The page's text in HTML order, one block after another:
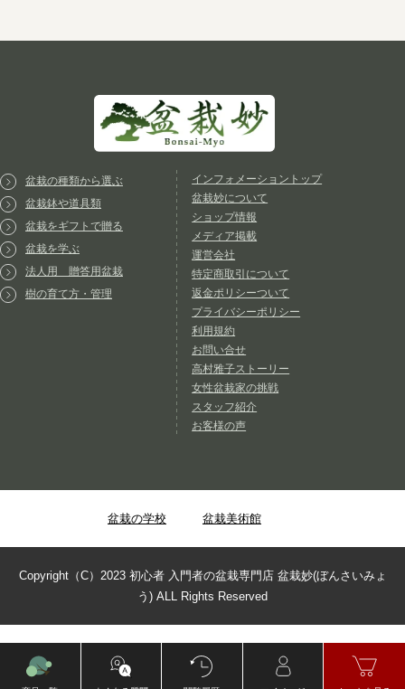
盆栽の種類から選ぶ
盆栽鉢や道具類
盆栽をギフトで贈る
盆栽を学ぶ
法人用 贈答用盆栽
樹の育て方・管理
インフォメーショントップ
盆栽妙について
ショップ情報
メディア掲載
運営会社
特定商取引について
返金ポリシーついて
プライバシーポリシー
利用規約
お問い合せ
高村雅子ストーリー
女性盆栽家の挑戦
スタッフ紹介
お客様の声
盆栽の学校 盆栽美術館
Copyright（C）2023 初心者 入門者の盆栽専門店 盆栽妙(ぼんさいみょ
う) ALL Rights Reserved